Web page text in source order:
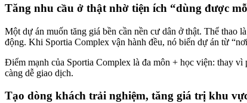
Tăng nhu cầu ở thật nhờ tiện ích “dùng được
Một dự án muốn tăng giá bền cần nền cư dân ở thật. Thể thao
động. Khi Sportia Complex vận hành đều, nó biến dự án từ
Điểm mạnh của Sportia Complex là đa môn + học viện: thay
càng dễ giao dịch.
Tạo dòng khách trải nghiệm, tăng giá trị khu